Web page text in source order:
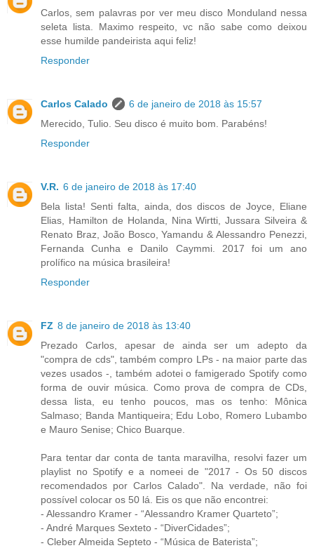
Carlos, sem palavras por ver meu disco Monduland nessa
seleta lista. Maximo respeito, vc não sabe como deixou
esse humilde pandeirista aqui feliz!
Responder
Carlos Calado
6 de janeiro de 2018 às 15:57
Merecido, Tulio. Seu disco é muito bom. Parabéns!
Responder
V.R. 6 de janeiro de 2018 às 17:40
Bela lista! Senti falta, ainda, dos discos de Joyce, Eliane
Elias, Hamilton de Holanda, Nina Wirtti, Jussara Silveira &
Renato Braz, João Bosco, Yamandu & Alessandro Penezzi,
Fernanda Cunha e Danilo Caymmi. 2017 foi um ano
prolífico na música brasileira!
Responder
FZ 8 de janeiro de 2018 às 13:40
Prezado Carlos, apesar de ainda ser um adepto da
"compra de cds", também compro LPs - na maior parte das
vezes usados -, também adotei o famigerado Spotify como
forma de ouvir música. Como prova de compra de CDs,
dessa lista, eu tenho poucos, mas os tenho: Mônica
Salmaso; Banda Mantiqueira; Edu Lobo, Romero Lubambo
e Mauro Senise; Chico Buarque.
Para tentar dar conta de tanta maravilha, resolvi fazer um
playlist no Spotify e a nomeei de "2017 - Os 50 discos
recomendados por Carlos Calado". Na verdade, não foi
possível colocar os 50 lá. Eis os que não encontrei:
- Alessandro Kramer - “Alessandro Kramer Quarteto”;
- André Marques Sexteto - “DiverCidades”;
- Cleber Almeida Septeto - “Música de Baterista”;